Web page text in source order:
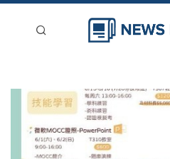
新聞稿分類
刊登